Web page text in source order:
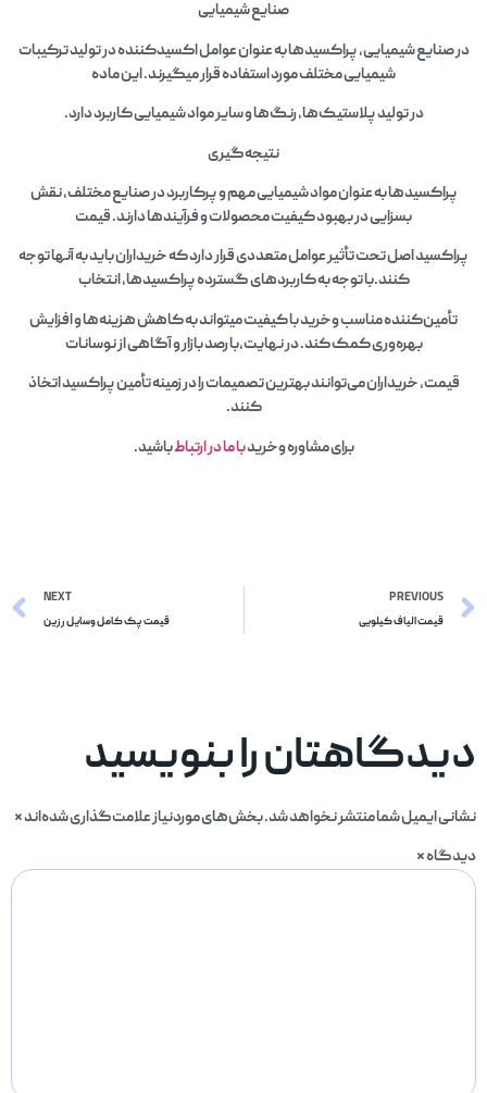
صنایع شیمیایی
در صنایع شیمیایی، پراکسیدها به عنوان عوامل اکسیدکننده در تولید ترکیبات
شیمیایی مختلف مورد استفاده قرار میگیرند. این ماده
در تولید پلاستیک‌ها، رنگ‌ها و سایر مواد شیمیایی کاربرد دارد.
نتیجه‌گیری
پراکسیدها به عنوان مواد شیمیایی مهم و پرکاربرد در صنایع مختلف، نقش
بسزایی در بهبود کیفیت محصولات و فرآیندها دارند. قیمت
پراکسید اصل تحت تأثیر عوامل متعددی قرار دارد که خریداران باید به آنها توجه
کنند.با توجه به کاربردهای گسترده پراکسیدها، انتخاب
تأمین‌کننده مناسب وخرید با کیفیت میتواند به کاهش هزینه‌ها و افزایش
بهره‌وری کمک کند. در نهایت،با رصد بازار و آگاهی از نوسانات
قیمت، خریداران می‌توانند بهترین تصمیمات را در زمینه تأمین پراکسید اتخاذ
کنند.
برای مشاوره وخریدبا ما در ارتباطباشید.
PREVIOUS
قیمت الیاف کیلویی
NEXT
قیمت پک کامل وسایل رزین
دیدگاهتان را بنویسید
نشانی ایمیل شما منتشر نخواهد شد.بخش‌های موردنیاز علامت‌گذاری شده‌اند*
دیدگاه*